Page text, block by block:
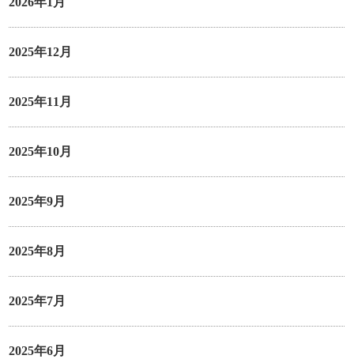
2025年12月
2025年11月
2025年10月
2025年9月
2025年8月
2025年7月
2025年6月